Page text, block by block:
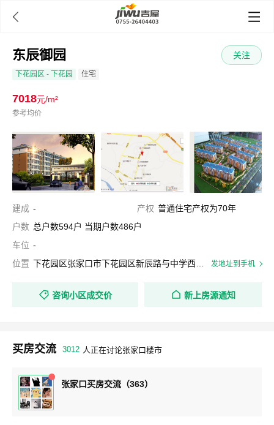

东辰御园 关注
下花园区 - 下花园 住宅
7018元/m²
参考均价
建成 - 产权 普通住宅产权为70年
户数 总户数594户 当期户数486户
车位 -
位置
发地址到手机
咨询小区成交价 新上房源通知
买房交流 3012 人正在讨论张家口楼市
张家口买房交流（363）